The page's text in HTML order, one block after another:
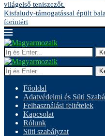
világelső teniszezőt.
Kisfaludy-támogatással épült
forintért
Főoldal
Adatvédelmi és Süti
Felhasználási feltételek
Kapcsolat
Rólunk
Süti szabályzat